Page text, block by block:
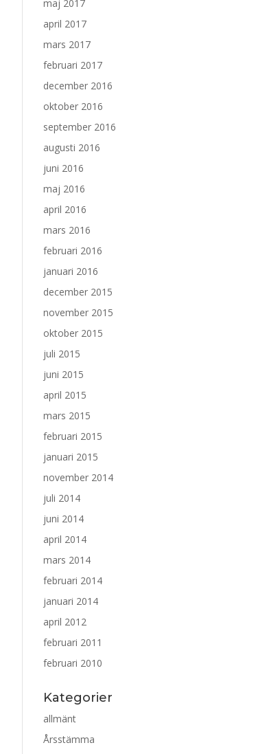
maj 2017
april 2017
mars 2017
februari 2017
december 2016
oktober 2016
september 2016
augusti 2016
juni 2016
maj 2016
april 2016
mars 2016
februari 2016
januari 2016
december 2015
november 2015
oktober 2015
juli 2015
juni 2015
april 2015
mars 2015
februari 2015
januari 2015
november 2014
juli 2014
juni 2014
april 2014
mars 2014
februari 2014
januari 2014
april 2012
februari 2011
februari 2010
Kategorier
allmänt
Årsstämma